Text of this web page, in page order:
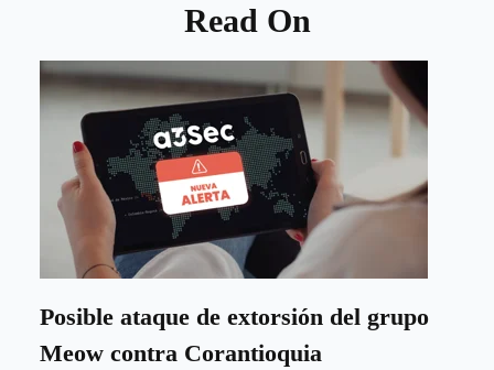
Read On
Posible ataque de extorsión del grupo
Meow contra Corantioquia